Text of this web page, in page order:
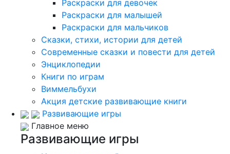
Раскраски для девочек
Раскраски для малышей
Раскраски для мальчиков
Сказки, стихи, истории для детей
Современные сказки и повести для детей
Энциклопедии
Книги по играм
Виммельбухи
Акция детские развивающие книги
Развивающие игры
Главное меню
Развивающие игры